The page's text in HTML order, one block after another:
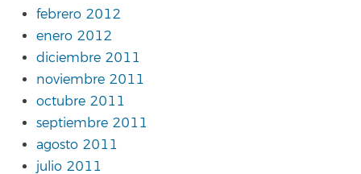
febrero 2012
enero 2012
diciembre 2011
noviembre 2011
octubre 2011
septiembre 2011
agosto 2011
julio 2011